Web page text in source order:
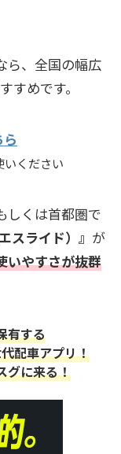
ら、全国の幅広
すめです。
ください
しくは首都圏で
スライド）』 が
いやすさが抜群
有する
配車アプリ！
グに来る！